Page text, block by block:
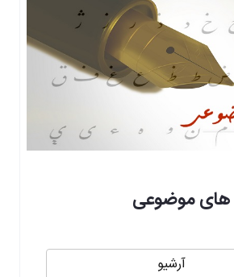
موضوعی
آرشیو